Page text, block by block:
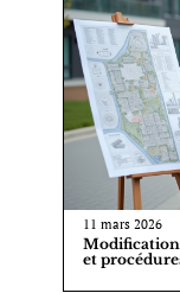
11 mars 2026
Modification
et